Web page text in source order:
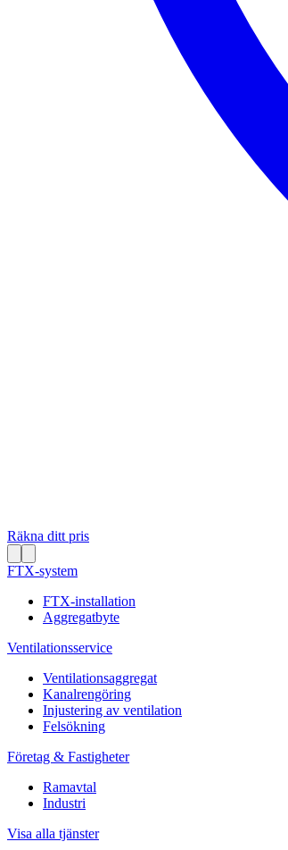
Räkna ditt pris
FTX-system
FTX-installation
Aggregatbyte
Ventilationsservice
Ventilationsaggregat
Kanalrengöring
Injustering av ventilation
Felsökning
Företag & Fastigheter
Ramavtal
Industri
Visa alla tjänster